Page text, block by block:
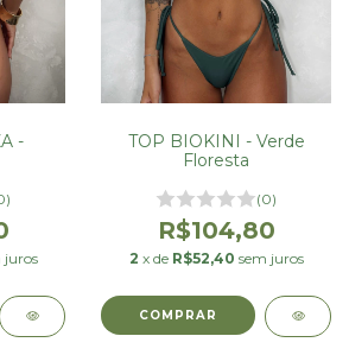
-
juros
TOP BIOKINI - Verde
Floresta
(0)
R$104,80
2 x de R$52,40 sem juros
COMPRAR